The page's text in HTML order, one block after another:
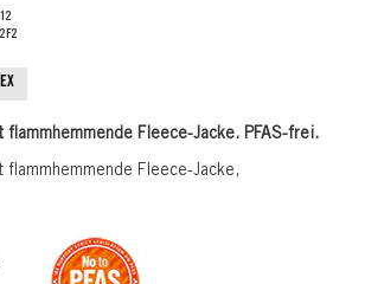
F2
Fleece-Jacke. PFAS-frei.
Fleece-Jacke,